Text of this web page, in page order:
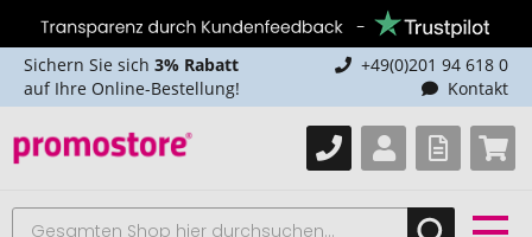
Sichern Sie sich 3% Rabatt
auf Ihre Online-Bestellung!
+49(0)201 94 618 0
Kontakt